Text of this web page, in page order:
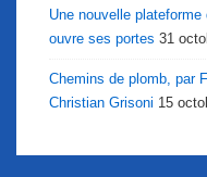
Une nouvelle plateforme
ouvre ses portes 31
Chemins de plomb, par
Christian Grisoni 15